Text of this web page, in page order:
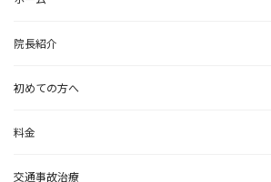
院長紹介
初めての方へ
料金
交通事故治療